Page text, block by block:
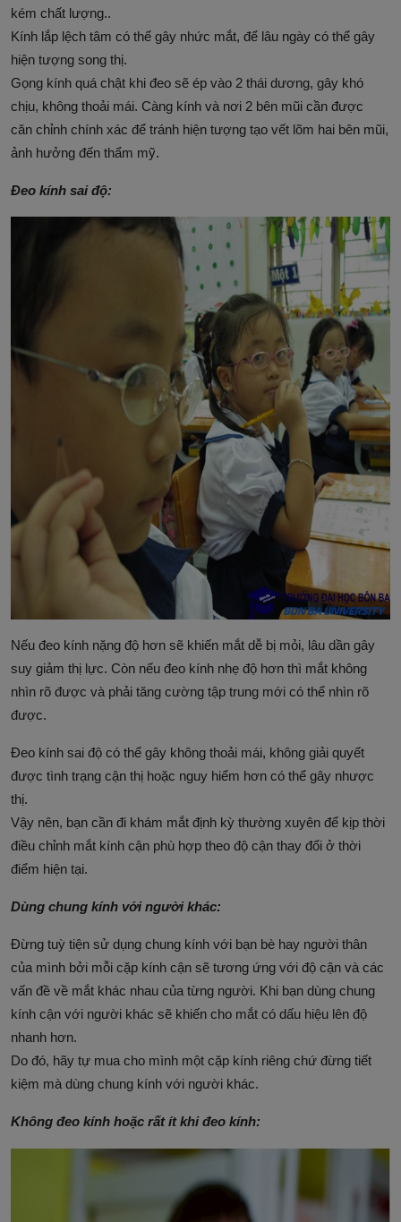
kém chất lượng..
Kính lắp lệch tâm có thể gây nhức mắt, để lâu ngày có thể gây
hiện tượng song thị.
Gọng kính quá chật khi đeo sẽ ép vào 2 thái dương, gây khó
chịu, không thoải mái. Càng kính và nơi 2 bên mũi cần được
căn chỉnh chính xác để tránh hiện tượng tạo vết lõm hai bên mũi,
ảnh hưởng đến thẩm mỹ.
Đeo kính sai độ:
Nếu đeo kính nặng độ hơn sẽ khiến mắt dễ bị mỏi, lâu dần gây
suy giảm thị lực. Còn nếu đeo kính nhẹ độ hơn thì mắt không
nhìn rõ được và phải tăng cường tập trung mới có thể nhìn rõ
được.
Đeo kính sai độ có thể gây không thoải mái, không giải quyết
được tình trạng cận thị hoặc nguy hiểm hơn có thể gây nhược
thị.
Vậy nên, bạn cần đi khám mắt định kỳ thường xuyên để kịp thời
điều chỉnh mắt kính cận phù hợp theo độ cận thay đổi ở thời
điểm hiện tại.
Dùng chung kính với người khác:
Đừng tuỳ tiện sử dụng chung kính với bạn bè hay người thân
của mình bởi mỗi cặp kính cận sẽ tương ứng với độ cận và các
vấn đề về mắt khác nhau của từng người. Khi bạn dùng chung
kính cận với người khác sẽ khiến cho mắt có dấu hiệu lên độ
nhanh hơn.
Do đó, hãy tự mua cho mình một cặp kính riêng chứ đừng tiết
kiệm mà dùng chung kính với người khác.
Không đeo kính hoặc rất ít khi đeo kính: